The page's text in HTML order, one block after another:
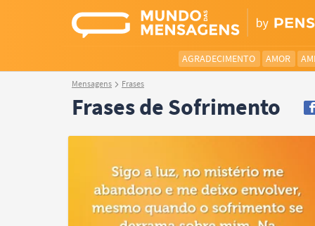
AGRADECIMENTO AMOR
Mensagens Frases
Frases de Sofrimento